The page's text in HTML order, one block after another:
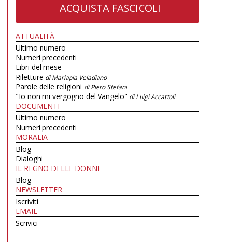
ACQUISTA FASCICOLI
ATTUALITÀ
Ultimo numero
Numeri precedenti
Libri del mese
Riletture di Mariapia Veladiano
Parole delle religioni di Piero Stefani
"Io non mi vergogno del Vangelo" di Luigi Accattoli
DOCUMENTI
Ultimo numero
Numeri precedenti
MORALIA
Blog
Dialoghi
IL REGNO DELLE DONNE
Blog
NEWSLETTER
Iscriviti
EMAIL
Scrivici